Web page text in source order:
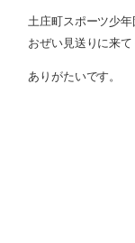
土庄町スポーツ少
おぜい見送りに来て
ありがたいです。